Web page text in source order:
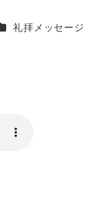
テゴリー
礼拝メッセージ